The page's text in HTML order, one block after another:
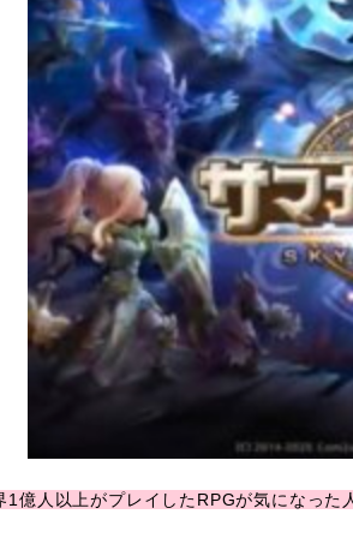
1億人以上がプレイしたRPGが気になった